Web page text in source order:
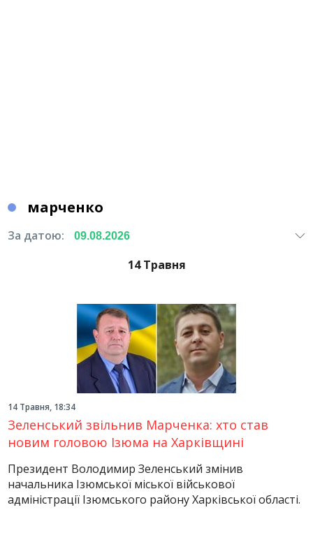
марченко
За датою:
14 Травня
14 Травня, 18:34
Зеленський звільнив Марченка: хто став
новим головою Ізюма на Харківщині
Президент Володимир Зеленський змінив
начальника Ізюмської міської військової
адміністрації Ізюмського району Харківської області.